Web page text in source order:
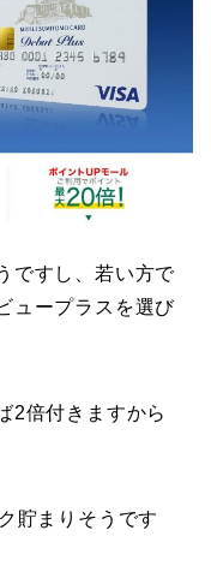
ですし、若い方で
ュープラスを選び
2倍付きますから
貯まりそうです